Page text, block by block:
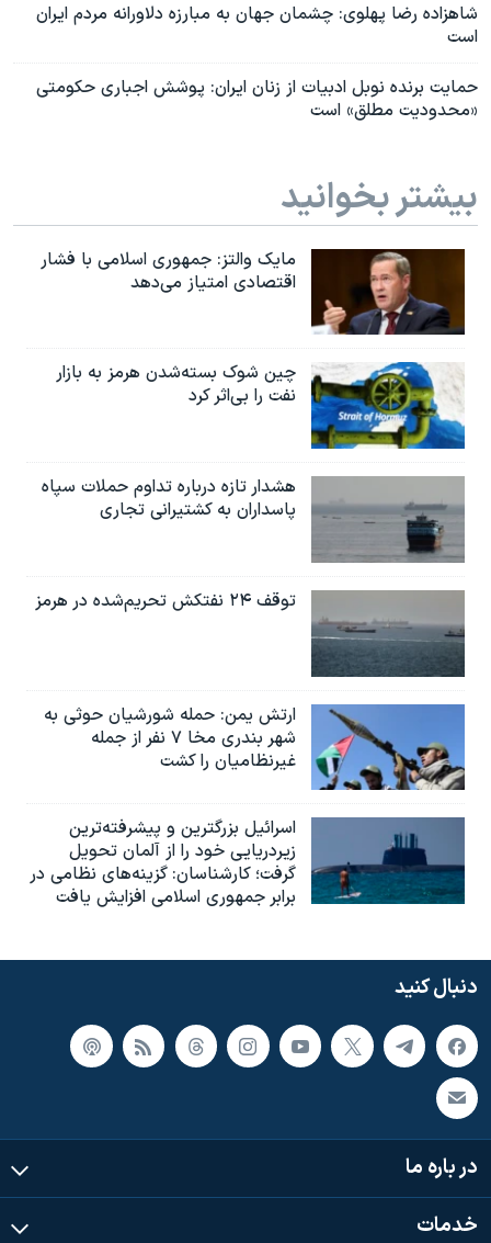
شاهزاده رضا پهلوی: چشمان جهان به مبارزه دلاورانه مردم ایران
است
حمایت برنده نوبل ادبیات از زنان ایران: پوشش اجباری حکومتی
«محدودیت مطلق» است
بیشتر بخوانید
مایک والتز: جمهوری اسلامی با فشار
اقتصادی امتیاز می‌دهد
چین شوک بسته‌شدن هرمز به بازار
نفت را بی‌اثر کرد
هشدار تازه درباره تداوم حملات سپاه
پاسداران به کشتیرانی تجاری
توقف ۲۴ نفتکش تحریم‌شده در هرمز
ارتش یمن: حمله شورشیان حوثی به
شهر بندری مخا ۷ نفر از جمله
غیرنظامیان را کشت
اسرائيل بزرگترین و پیشرفته‌ترین
زیردریایی خود را از آلمان تحویل
گرفت؛ کارشناسان: گزینه‌های نظامی در
برابر جمهوری اسلامی افزایش یافت
دنبال کنید
در باره ما
خدمات